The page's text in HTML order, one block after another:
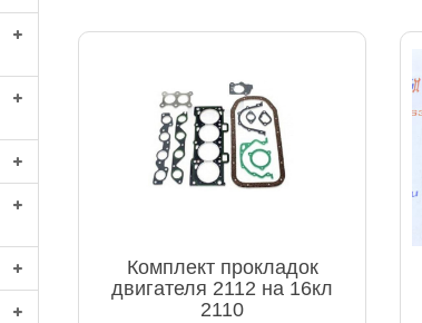
Комплект прокладок
двигателя 2112 на 16кл
2110